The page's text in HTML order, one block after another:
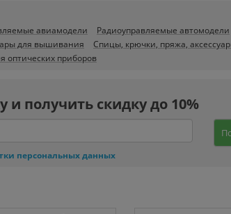
авиамодели Радиоуправляемые автомодели
для вышивания Спицы, крючки, пряжа,
оптических приборов
и получить скидку до 10%
персональных данных